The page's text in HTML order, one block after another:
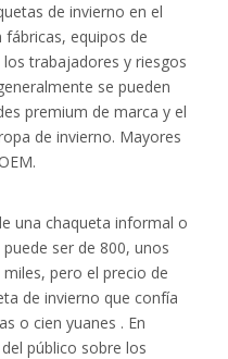
de invierno en el
equipos de
trabajadores y riesgos
se pueden
premium de marca y el
de invierno. Mayores
una chaqueta informal o
ser de 800, unos
pero el precio de
de invierno que confía
o cien yuanes . En
público sobre los